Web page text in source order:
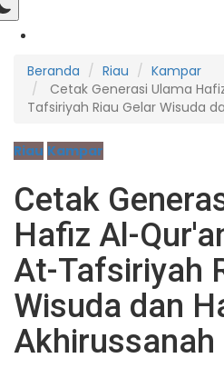
Beranda Riau
Kampar
Cetak Generasi Ulama
Tafsiriyah Riau Gelar Wisuda
Riau Kampar
Cetak
Hafiz Al-
At-Tafsiriyah
Wisuda dan
Akhirussanah